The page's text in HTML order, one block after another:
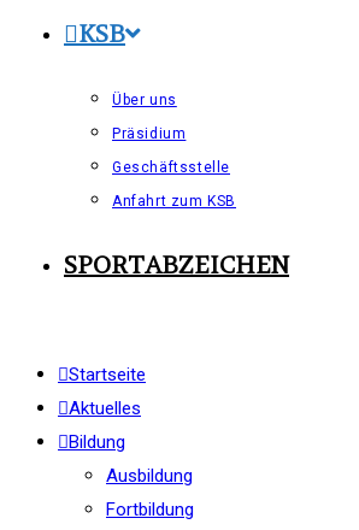
KSB
Über uns
Präsidium
Geschäftsstelle
Anfahrt zum KSB
SPORTABZEICHEN
Startseite
Aktuelles
Bildung
Ausbildung
Fortbildung